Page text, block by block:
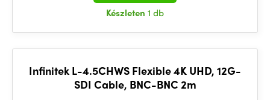
Készleten 1 db
Infinitek L-4.5CHWS Flexible 4K UHD, 12G-
SDI Cable, BNC-BNC 2m